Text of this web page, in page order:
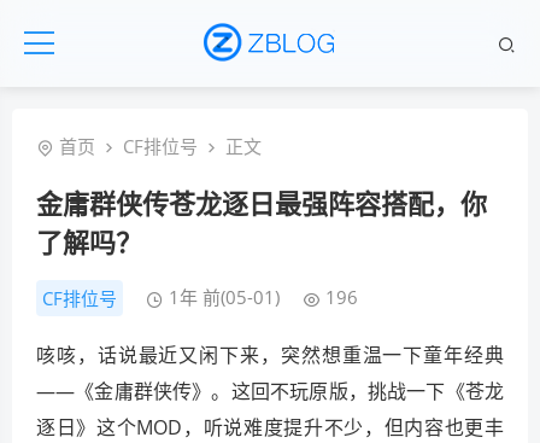
首页 CF排位号 正文
金庸群侠传苍龙逐日最强阵容搭配，你
了解吗？
CF排位号 1年 前(05-01) 196
咳咳，话说最近又闲下来，突然想重温一下童年经典
——《金庸群侠传》。这回不玩原版，挑战一下《苍龙
逐日》这个MOD，听说难度提升不少，但内容也更丰